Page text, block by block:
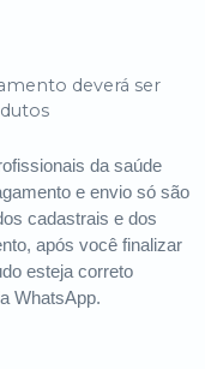
deverá ser
da saúde
e envio só são
cadastrais e dos
após você finalizar
esteja correto
WhatsApp.